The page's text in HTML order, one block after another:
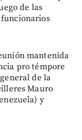
de las
mantenida
pro témpore
de la
Mauro
y